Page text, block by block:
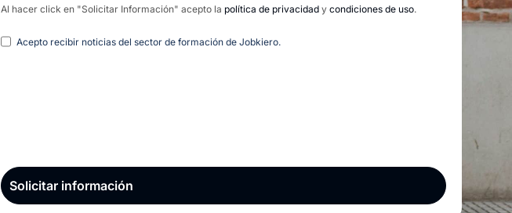
Al hacer click en "Solicitar Información" acepto la política de privacidad y condiciones de uso.
Acepto recibir noticias del sector de formación de Jobkiero.